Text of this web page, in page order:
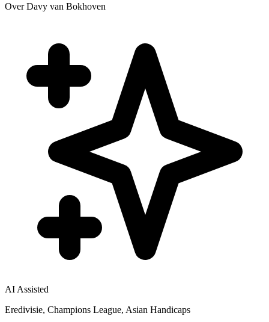
Over Davy van Bokhoven
AI Assisted
Eredivisie, Champions League, Asian Handicaps